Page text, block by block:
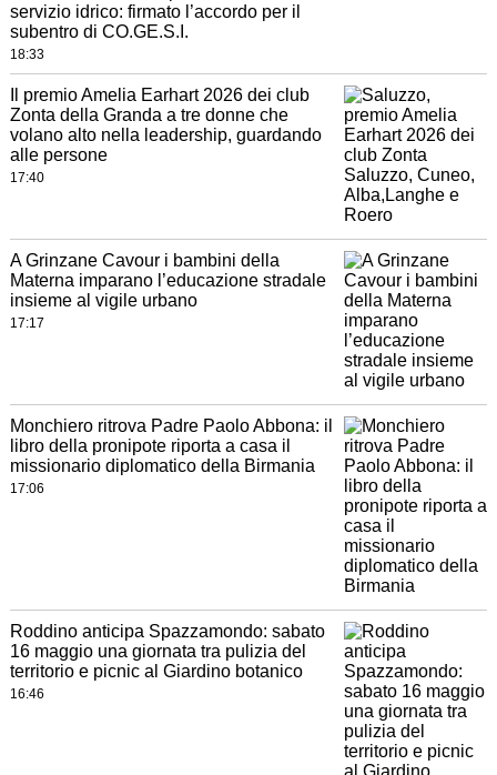
servizio idrico: firmato l’accordo per il
subentro di CO.GE.S.I.
18:33
Il premio Amelia Earhart 2026 dei club
Zonta della Granda a tre donne che
volano alto nella leadership, guardando
alle persone
17:40
A Grinzane Cavour i bambini della
Materna imparano l’educazione stradale
insieme al vigile urbano
17:17
Monchiero ritrova Padre Paolo Abbona: il
libro della pronipote riporta a casa il
missionario diplomatico della Birmania
17:06
Roddino anticipa Spazzamondo: sabato
16 maggio una giornata tra pulizia del
territorio e picnic al Giardino botanico
16:46